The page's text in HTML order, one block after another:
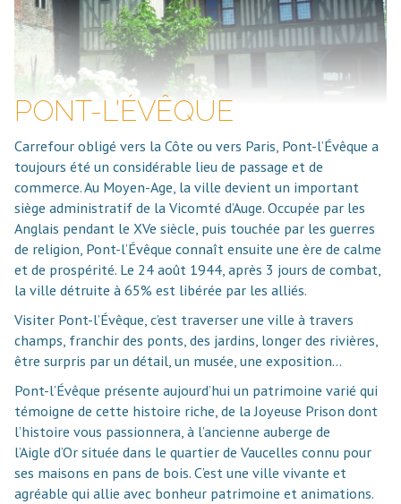
PONT-L'ÉVÊQUE
Carrefour obligé vers la Côte ou vers Paris, Pont-l’Évêque a
toujours été un considérable lieu de passage et de
commerce. Au Moyen-Age, la ville devient un important
siège administratif de la Vicomté d’Auge. Occupée par les
Anglais pendant le XVe siècle, puis touchée par les guerres
de religion, Pont-l’Évêque connaît ensuite une ère de calme
et de prospérité. Le 24 août 1944, après 3 jours de combat,
la ville détruite à 65% est libérée par les alliés.
Visiter Pont-l’Évêque, c’est traverser une ville à travers
champs, franchir des ponts, des jardins, longer des rivières,
être surpris par un détail, un musée, une exposition…
Pont-l’Évêque présente aujourd’hui un patrimoine varié qui
témoigne de cette histoire riche, de la Joyeuse Prison dont
l’histoire vous passionnera, à l’ancienne auberge de
l’Aigle d’Or située dans le quartier de Vaucelles connu pour
ses maisons en pans de bois. C’est une ville vivante et
agréable qui allie avec bonheur patrimoine et animations.